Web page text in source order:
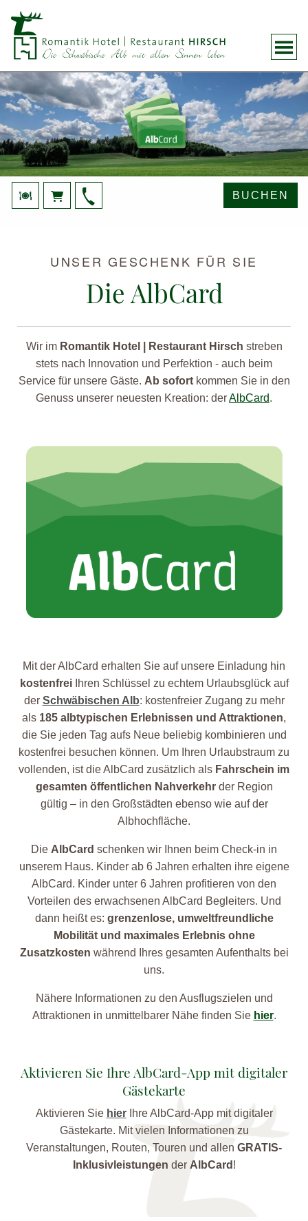
BUCHEN
UNSER GESCHENK FÜR SIE
Die AlbCard
Wir im Romantik Hotel | Restaurant Hirsch streben
stets nach Innovation und Perfektion - auch beim
Service für unsere Gäste. Ab sofortkommen Sie in den
Genuss unserer neuesten Kreation: derAlbCard.
Mit der AlbCard erhalten Sie auf unsere Einladung hin
kostenfreiIhren Schlüssel zu echtem Urlaubsglück auf
der Schwäbischen Alb: kostenfreier Zugang zu mehr
als 185 albtypischen Erlebnissen und Attraktionen,
die Sie jeden Tag aufs Neue beliebig kombinieren und
kostenfrei besuchen können. Um Ihren Urlaubstraum zu
vollenden, ist die AlbCard zusätzlich als Fahrschein im
gesamten öffentlichen Nahverkehrder Region
gültig – in den Großstädten ebenso wie auf der
Albhochfläche.
Die AlbCard schenken wir Ihnen beim Check-in in
unserem Haus. Kinder ab 6 Jahren erhalten ihre eigene
AlbCard. Kinder unter 6 Jahren profitieren von den
Vorteilen des erwachsenen AlbCard Begleiters. Und
dann heißt es: grenzenlose, umweltfreundliche
Mobilität und maximales Erlebnis ohne
Zusatzkosten während Ihres gesamten Aufenthalts bei
uns.
Nähere Informationen zu den Ausflugszielen und
Attraktionen in unmittelbarer Nähe finden Sie hier.
Aktivieren Sie Ihre AlbCard-App mit digitaler
Gästekarte
Aktivieren Sie hierIhre AlbCard-App mit digitaler
Gästekarte. Mit vielen Informationen zu
Veranstaltungen, Routen, Touren und allen GRATIS-
Inklusivleistungen der AlbCard !